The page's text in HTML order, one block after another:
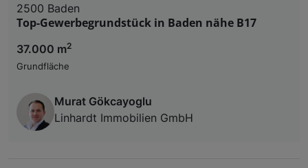
2500 Baden
Top-Gewerbegrundstück in Baden nähe B17
37.000 m2
Grundfläche
Murat Gökcayoglu
Linhardt Immobilien GmbH